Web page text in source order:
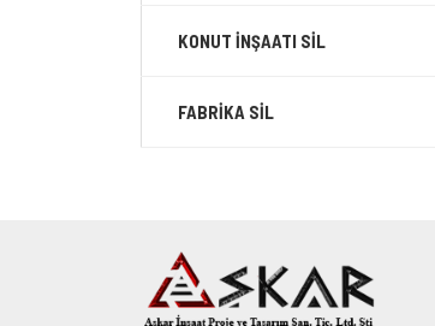
KONUT İNŞAATI SİL
FABRİKA SİL